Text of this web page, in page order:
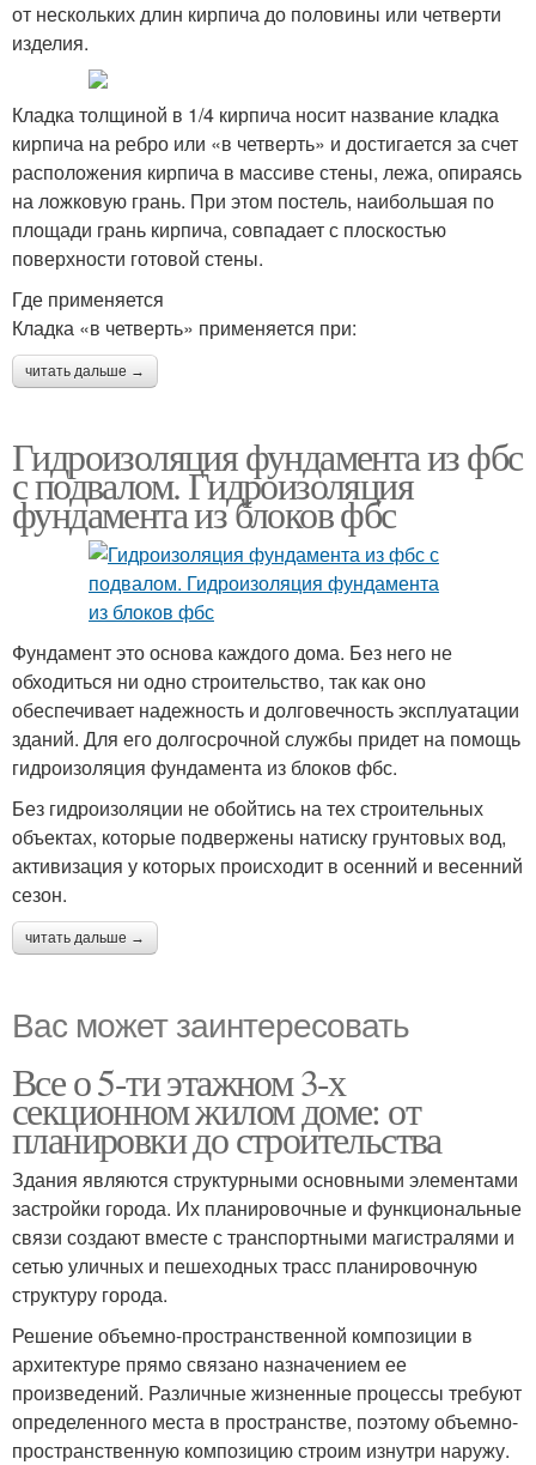
от нескольких длин кирпича до половины или четверти
изделия.
Кладка толщиной в 1/4 кирпича носит название кладка
кирпича на ребро или «в четверть» и достигается за счет
расположения кирпича в массиве стены, лежа, опираясь
на ложковую грань. При этом постель, наибольшая по
площади грань кирпича, совпадает с плоскостью
поверхности готовой стены.
Где применяется
Кладка «в четверть» применяется при:
читать дальше →
Гидроизоляция фундамента из фбс
с подвалом. Гидроизоляция
фундамента из блоков фбс
Фундамент это основа каждого дома. Без него не
обходиться ни одно строительство, так как оно
обеспечивает надежность и долговечность эксплуатации
зданий. Для его долгосрочной службы придет на помощь
гидроизоляция фундамента из блоков фбс.
Без гидроизоляции не обойтись на тех строительных
объектах, которые подвержены натиску грунтовых вод,
активизация у которых происходит в осенний и весенний
сезон.
читать дальше →
Вас может заинтересовать
Все о 5-ти этажном 3-х
секционном жилом доме: от
планировки до строительства
Здания являются структурными основными элементами
застройки города. Их планировочные и функциональные
связи создают вместе с транспортными магистралями и
сетью уличных и пешеходных трасс планировочную
структуру города.
Решение объемно-пространственной композиции в
архитектуре прямо связано назначением ее
произведений. Различные жизненные процессы требуют
определенного места в пространстве, поэтому объемно-
пространственную композицию строим изнутри наружу.